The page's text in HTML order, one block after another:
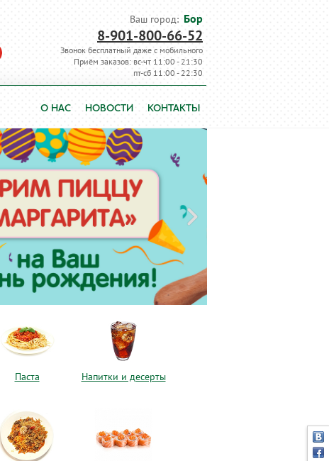
Паста Напитки и десерты
Ваш город: Бор
8-901-800-66-52
Звонок бесплатный даже с мобильного
Приём заказов: вс-чт 11:00 - 21:30
пт-сб 11:00 - 22:30
О НАС НОВОСТИ КОНТАКТЫ